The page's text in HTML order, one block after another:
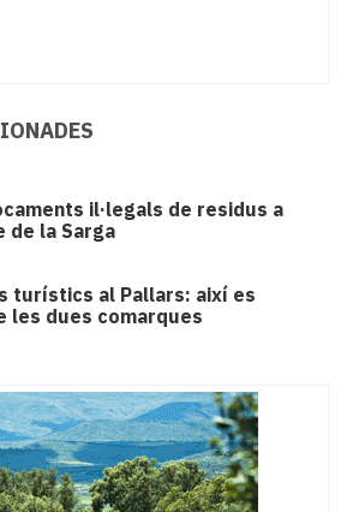
il·legals de residus a
de la Sarga
turístics al Pallars: així es
les dues comarques